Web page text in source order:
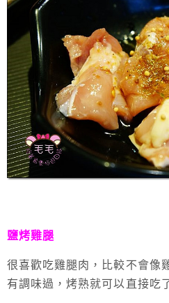
鹽烤雞腿
很喜歡吃雞腿肉，比較不會像
有調味過，烤熟就可以直接吃